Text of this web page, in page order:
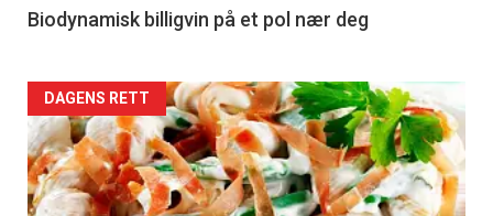
4
Biodynamisk billigvin på et pol nær deg
Forsiden
akkurat
nå
DAGENS RETT